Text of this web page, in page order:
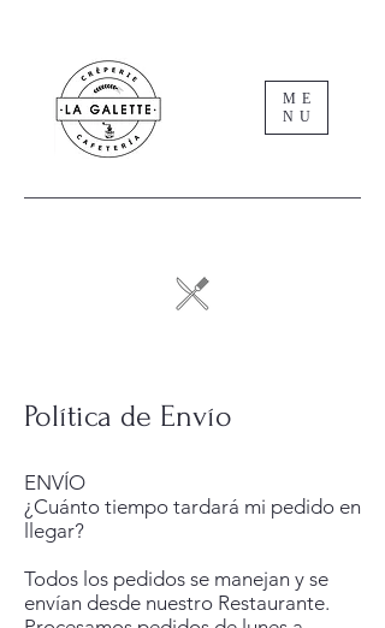
ME
NU
Política de Envío
ENVÍO
¿Cuánto tiempo tardará mi pedido en
llegar?
Todos los pedidos se manejan y se
envían desde nuestro Restaurante.